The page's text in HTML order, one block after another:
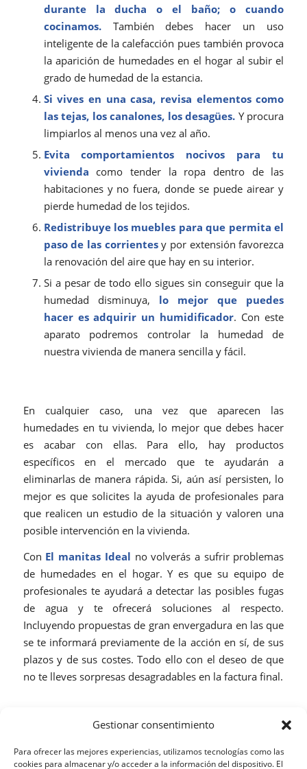
Gestionar consentimiento
Para ofrecer las mejores experiencias, utilizamos tecnologías como las
cookies para almacenar y/o acceder a la información del dispositivo. El
durante la ducha o el baño; o cuando
cocinamos.También debes hacer un uso
inteligente de la calefacción pues también provoca
la aparición de humedades en el hogar al subir el
grado de humedad de la estancia.
Si vives en una casa, revisa elementos como
las tejas, los canalones, los desagües. Y procura
limpiarlos al menos una vez al año.
Evita comportamientos nocivos para tu
vivienda como tender la ropa dentro de las
habitaciones y no fuera, donde se puede airear y
pierde humedad de los tejidos.
Redistribuye los muebles para que permita el
paso de las corrientesy por extensión favorezca
la renovación del aire que hay en su interior.
Si a pesar de todo ello sigues sin conseguir que la
humedad disminuya, lo mejor que puedes
hacer es adquirir un humidificador. Con este
aparato podremos controlar la humedad de
nuestra vivienda de manera sencilla y fácil.
En cualquier caso, una vez que aparecen las
humedades en tu vivienda, lo mejor que debes hacer
es acabar con ellas. Para ello, hay productos
específicos en el mercado que te ayudarán a
eliminarlas de manera rápida. Si, aún así persisten, lo
mejor es que solicites la ayuda de profesionales para
que realicen un estudio de la situación y valoren una
posible intervención en la vivienda.
Con El manitas Ideal no volverás a sufrir problemas
de humedades en el hogar. Y es que su equipo de
profesionales te ayudará a detectar las posibles fugas
de agua y te ofrecerá soluciones al respecto.
Incluyendo propuestas de gran envergadura en las que
se te informará previamente de la acción en sí, de sus
plazos y de sus costes. Todo ello con el deseo de que
no te lleves sorpresas desagradables en la factura final.
Así pues, si quieres evitar las
humedades en el hogar lo mejor es